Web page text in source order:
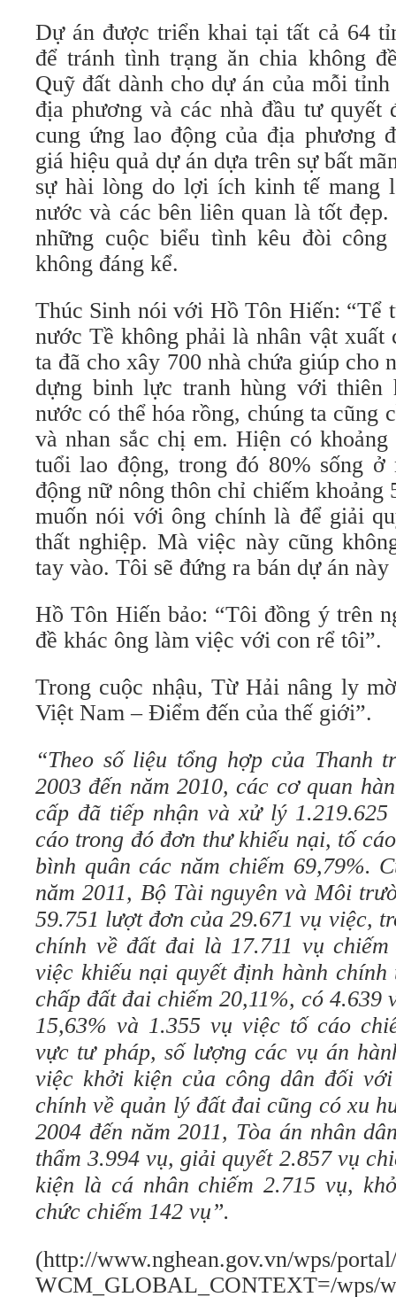
Dự án được triển khai tại tất cả 64
để tránh tình trạng ăn chia không
Quỹ đất dành cho dự án của mỗi
địa phương và các nhà đầu tư quyết
cung ứng lao động của địa phương
giá hiệu quả dự án dựa trên sự bất
sự hài lòng do lợi ích kinh tế mang
nước và các bên liên quan là tốt
những cuộc biểu tình kêu đòi
không đáng kể.
Thúc Sinh nói với Hồ Tôn Hiến: “Tể
nước Tề không phải là nhân vật xuất
ta đã cho xây 700 nhà chứa giúp cho
dựng binh lực tranh hùng với thiên
nước có thể hóa rồng, chúng ta cũng
và nhan sắc chị em. Hiện có
tuổi lao động, trong đó 80% sống ở
động nữ nông thôn chỉ chiếm khoảng
muốn nói với ông chính là để giải
thất nghiệp. Mà việc này cũng
tay vào. Tôi sẽ đứng ra bán dự án
Hồ Tôn Hiến bảo: “Tôi đồng ý trên
đề khác ông làm việc với con rể tôi”.
Trong cuộc nhậu, Từ Hải nâng ly
Việt Nam – Điểm đến của thế giới”.
“Theo số liệu tổng hợp của Thanh
2003 đến năm 2010, các cơ quan
cấp đã tiếp nhận và xử lý
cáo trong đó đơn thư khiếu nại, tố
bình quân các năm chiếm 69,79%.
năm 2011, Bộ Tài nguyên và Môi
59.751 lượt đơn của 29.671 vụ việc,
chính về đất đai là 17.711 vụ
việc khiếu nại quyết định hành
chấp đất đai chiếm 20,11%, có 4.639
15,63% và 1.355 vụ việc tố cáo
vực tư pháp, số lượng các vụ án
việc khởi kiện của công dân đối
chính về quản lý đất đai cũng có xu
2004 đến năm 2011, Tòa án nhân
thẩm 3.994 vụ, giải quyết 2.857 vụ
kiện là cá nhân chiếm 2.715 vụ,
chức chiếm 142 vụ”.
(http://www.nghean.gov.vn/wps/
WCM_GLOBAL_CONTEXT=/wps/